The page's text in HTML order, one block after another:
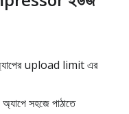
অ্যাপের upload limit এর
সহজে পাঠাতে